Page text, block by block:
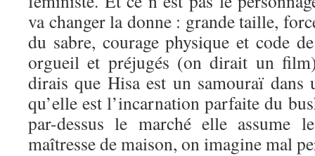
va changer la donne : grande taille,
du sabre, courage physique et code
orgueil et préjugés (on dirait un
dirais que Hisa est un samouraï dans
qu’elle est l’incarnation parfaite du
par-dessus le marché elle assume
maîtresse de maison, on imagine mal